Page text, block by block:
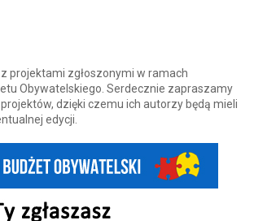
projektami zgłoszonymi w ramach
Obywatelskiego. Serdecznie zapraszamy
dzięki czemu ich autorzy będą mieli
edycji.